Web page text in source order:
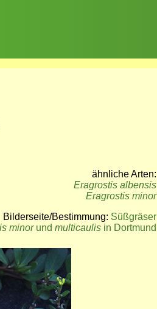
ähnliche Arten:
Eragrostis albensis
Eragrostis minor
Bilderseite/Bestimmung: Süßgräser
minor und multicaulis in Dortmund